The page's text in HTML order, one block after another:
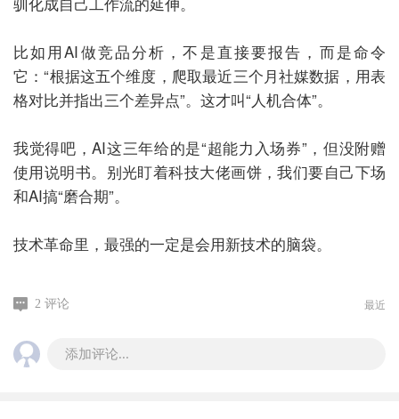
比如用AI做竞品分析，不是直接要报告，而是命令
它：“根据这五个维度，爬取最近三个月社媒数据，用表
格对比并指出三个差异点”。这才叫“人机合体”。
我觉得吧，AI这三年给的是“超能力入场券”，但没附赠
使用说明书。别光盯着科技大佬画饼，我们要自己下场
和AI搞“磨合期”。
技术革命里，最强的一定是会用新技术的脑袋。
2 评论 最近
添加评论...